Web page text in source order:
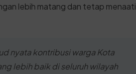
lebih matang dan tetap menaati
nyata kontribusi warga Kota
lebih baik di seluruh wilayah